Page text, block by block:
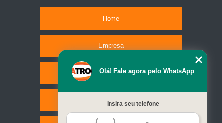
Home
Empresa
Missão
Serviços
Olá! Fale agora pelo WhatsApp
Insira seu telefone